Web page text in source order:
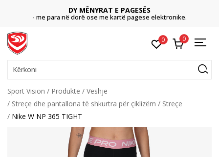
DY MËNYRAT E PAGESËS
- me para në dorë ose me kartë pagese elektronike.
0 0
Kërkoni
Sport Vision Produkte
Veshje
Streçe dhe pantallona të shkurtra për çiklizëm
Streçe
Nike W NP 365 TIGHT